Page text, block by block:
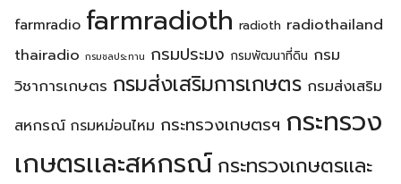
farmradio farmradioth radioth radiothailand
thairadio กรมชลประทาน กรมประมง กรมพัฒนาที่ดิน กรม
วิชาการเกษตร กรมส่งเสริมการเกษตร กรมส่งเสริม
สหกรณ์ กรมหม่อนไหม กระทรวงเกษตรฯ กระทรวง
เกษตรเเละสหกรณ์ กระทรวงเกษตรเเละ